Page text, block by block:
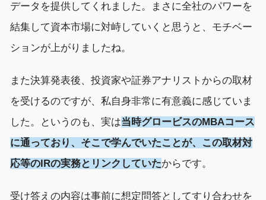
データ を提供してくれました。まさに全社のパワーを
結集して資本市場に対峙していく と思うと、モチベー
ションが上がりましたね。
また決算発表後、 投資家や証券アナリスト からの取材
を受けるのですが、 私自身非常に有意義に感じていま
した。
というのも、実は当時グロービスのMBAコース
に通っており 、 そこで学んでいたことが、この取材対
応等のIRの実務とリンクしていたからです。
受け答えの内容は事前に想定問答としてすり合わせを